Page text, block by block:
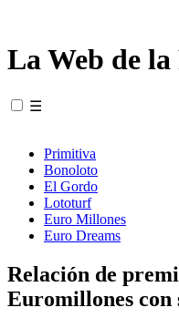
La Web de
☰
Primitiva
Bonoloto
El Gordo
Lototurf
Euro Millones
Euro Dreams
Relación de
Euromillones con